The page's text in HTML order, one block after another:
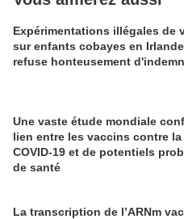
Expérimentations illégales de
sur enfants cobayes en
refuse honteusement
Une vaste étude mondiale
lien entre les vaccins contre la
COVID-19 et de potentiels
de santé
La transcription de l’ARNm